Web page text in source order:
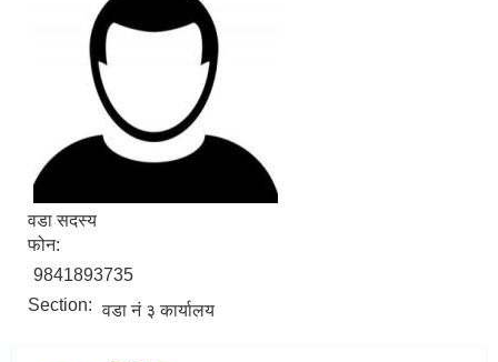
वडा सदस्य
फोन:
9841893735
Section: वडा नं ३ कार्यालय